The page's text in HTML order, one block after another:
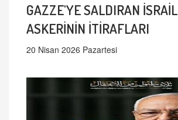
GAZZE'YE SALDIRAN İSRAİL
ASKERİNİN İTİRAFLARI
20 Nisan 2026 Pazartesi